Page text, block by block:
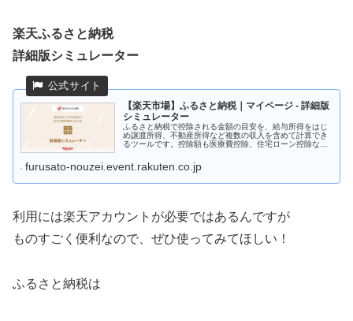
楽天ふるさと納税
詳細版シミュレーター
【楽天市場】ふるさと納税｜マイページ - 詳細版
シミュレーター
ふるさと納税で控除される金額の目安を、給与所得をはじ
め譲渡所得、不動産所得など複数の収入を含めて計算でき
るツールです。控除額も医療費控除、住宅ローン控除など
furusato-nouzei.event.rakuten.co.jp
利用には楽天アカウントが必要ではあるんですが
ものすごく便利なので、ぜひ使ってみてほしい！
ふるさと納税は